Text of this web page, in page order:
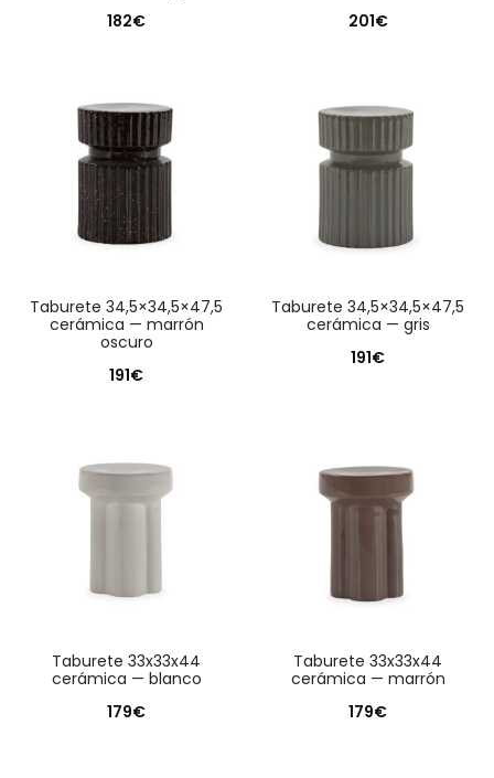
182€
201€
taburete 34,5×34,5×47,5
cerámica — marrón
oscuro
191€
taburete 34,5×34,5×47,5
cerámica — gris
191€
taburete 33x33x44
cerámica — blanco
179€
taburete 33x33x44
cerámica — marrón
179€